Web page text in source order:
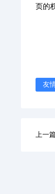
页的
友
上一